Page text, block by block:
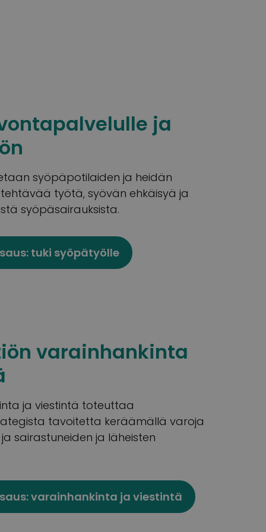
ja
syöpäpotilaiden ja heidän
työtä, syövän ehkäisyä ja
syöpäsairauksista.
tuki syöpätyölle
varainhankinta
ja viestintä toteuttaa
tavoitetta keräämällä varoja
sairastuneiden ja läheisten
varainhankinta ja viestintä